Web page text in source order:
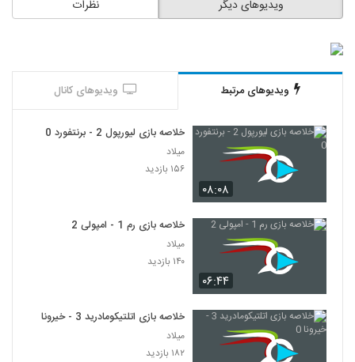
نظرات ویدیوهای دیگر
ویدیوهای مرتبط ویدیوهای کانال
۰۸:۰۸
خلاصه بازی لیورپول 2 - برنتفورد 0
میلاد
۱۵۶ بازدید
۰۶:۴۴
خلاصه بازی رم 1 - امپولی 2
میلاد
۱۴۰ بازدید
خلاصه بازی اتلتیکومادرید 3 - خیرونا 0
میلاد
۱۸۲ بازدید